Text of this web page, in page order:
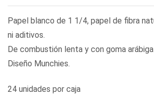
Papel blanco de 1 1/4, papel de fibra
ni aditivos.
De combustión lenta y con goma
Diseño Munchies.
24 unidades por caja